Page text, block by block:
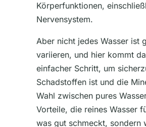
Körperfunktionen,
Nervensystem.
Aber nicht jedes Wasser ist
variieren, und hier kommt
einfacher Schritt, um
Schadstoffen ist und die
Wahl zwischen pures
Vorteile, die reines Wasser
was gut schmeckt, sondern